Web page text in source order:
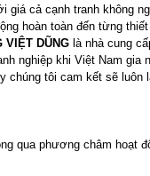
cả cạnh tranh không
hoàn toàn đến từng
VIỆT DŨNGlà nhà cung
nghiệp khi Việt Nam
chúng tôi cam kết sẽ
qua phương châm hoạt